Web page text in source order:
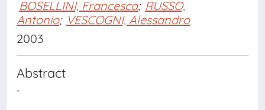
BOSELLINI, Francesca; RUSSO,
Antonio; VESCOGNI, Alessandro
2003
Abstract
-